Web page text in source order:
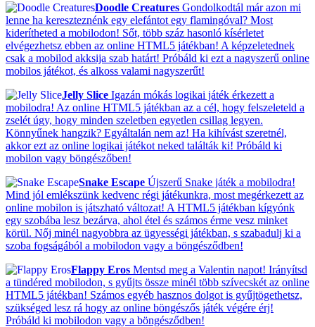
Doodle Creatures Gondolkodtál már azon mi
lenne ha kereszteznénk egy elefántot egy flamingóval? Most
kiderítheted a mobilodon! Sőt, több száz hasonló kísérletet
elvégezhetsz ebben az online HTML5 játékban! A képzeletednek
csak a mobilod akksija szab határt! Próbáld ki ezt a nagyszerű online
mobilos játékot, és alkoss valami nagyszerűt!
Jelly Slice Igazán mókás logikai játék érkezett a
mobilodra! Az online HTML5 játékban az a cél, hogy felszeleteld a
zselét úgy, hogy minden szeletben egyetlen csillag legyen.
Könnyűnek hangzik? Egyáltalán nem az! Ha kihívást szeretnél,
akkor ezt az online logikai játékot neked találták ki! Próbáld ki
mobilon vagy böngészőben!
Snake Escape Újszerű Snake játék a mobilodra!
Mind jól emlékszünk kedvenc régi játékunkra, most megérkezett az
online mobilon is játszható változat! A HTML5 játékban kígyónk
egy szobába lesz bezárva, ahol étel és számos érme vesz minket
körül. Nőj minél nagyobbra az ügyességi játékban, s szabadulj ki a
szoba fogságából a mobilodon vagy a böngésződben!
Flappy Eros Mentsd meg a Valentin napot! Irányítsd
a tündéred mobilodon, s gyűjts össze minél több szívecskét az online
HTML5 játékban! Számos egyéb hasznos dolgot is gyűjtögethetsz,
szükséged lesz rá hogy az online böngészős játék végére érj!
Próbáld ki mobilodon vagy a böngésződben!